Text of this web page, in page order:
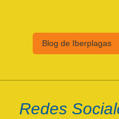
Blog de Iberplagas
Redes